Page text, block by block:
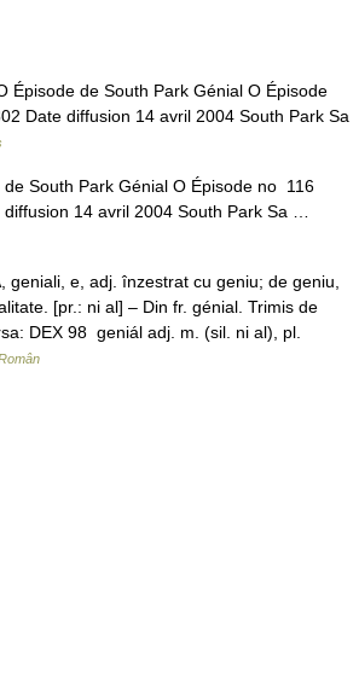
Épisode de South Park Génial O Épisode
Date diffusion 14 avril 2004 South Park Sa
South Park Génial O Épisode no 116
diffusion 14 avril 2004 South Park Sa …
geniali, e, adj. înzestrat cu geniu; de geniu,
[pr.: ni al] – Din fr. génial. Trimis de
DEX 98 geniál adj. m. (sil. ni al), pl.